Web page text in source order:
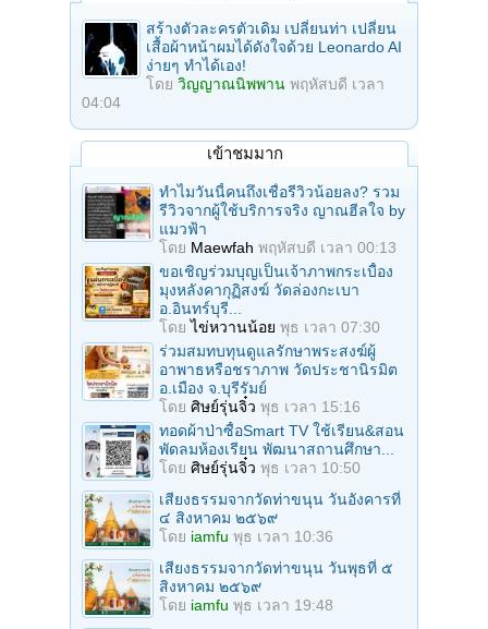
สร้างตัวละครตัวเดิม เปลี่ยนท่า เปลี่ยน
เสื้อผ้าหน้าผมได้ดังใจด้วย Leonardo AI
ง่ายๆ ทำได้เอง!
โดย วิญญาณนิพพาน พฤหัสบดี เวลา
04:04
เข้าชมมาก
ทำไมวันนี้คนถึงเชื่อรีวิวน้อยลง? รวม
รีวิวจากผู้ใช้บริการจริง ญาณฮีลใจ by
แมวฟ้า
โดย Maewfah พฤหัสบดี เวลา 00:13
ขอเชิญร่วมบุญเป็นเจ้าภาพกระเบื้อง
มุงหลังคากุฏิสงฆ์ วัดล่องกะเบา
อ.อินทร์บุรี...
โดยไข่หวานน้อย พุธ เวลา 07:30
ร่วมสมทบทุนดูแลรักษาพระสงฆ์ผู้
อาพาธหรือชราภาพ วัดประชานิรมิต
อ.เมือง จ.บุรีรัมย์
โดย ศิษย์รุ่นจิ๋ว พุธ เวลา 15:16
ทอดผ้าป่าซื้อSmart TV ใช้เรียน&สอน
พัดลมห้องเรียน พัฒนาสถานศึกษา...
โดย ศิษย์รุ่นจิ๋ว พุธ เวลา 10:50
เสียงธรรมจากวัดท่าขนุน วันอังคารที่
๔ สิงหาคม ๒๕๖๙
โดย iamfu พุธ เวลา 10:36
เสียงธรรมจากวัดท่าขนุน วันพุธที่ ๕
สิงหาคม ๒๕๖๙
โดย iamfu พุธ เวลา 19:48